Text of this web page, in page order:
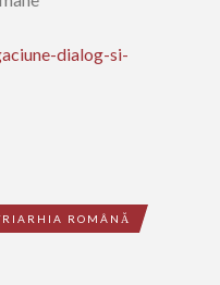
dialog-si-
ROMÂNĂ